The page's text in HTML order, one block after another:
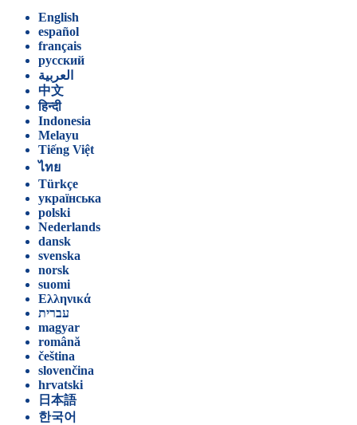
English
español
français
русский
العربية
中文
हिन्दी
Indonesia
Melayu
Tiếng Việt
ไทย
Türkçe
українська
polski
Nederlands
dansk
svenska
norsk
suomi
Ελληνικά
עברית
magyar
română
čeština
slovenčina
hrvatski
日本語
한국어